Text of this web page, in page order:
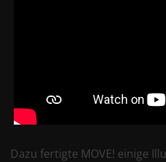
Dazu fertigte MOVE! einige